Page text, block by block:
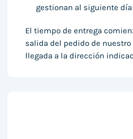
gestionan al siguiente
El tiempo de entrega
salida del pedido de
llegada a la dirección